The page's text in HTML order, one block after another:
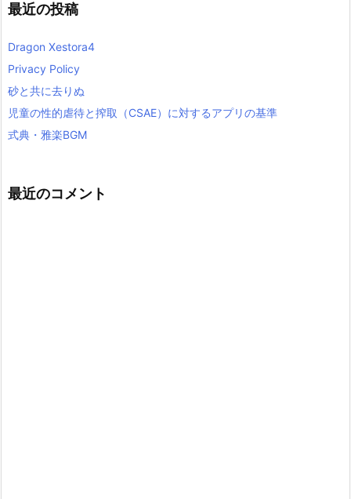
最近の投稿
Dragon Xestora4
Privacy Policy
砂と共に去りぬ
児童の性的虐待と搾取（CSAE）に対するアプリの基準
式典・雅楽BGM
最近のコメント